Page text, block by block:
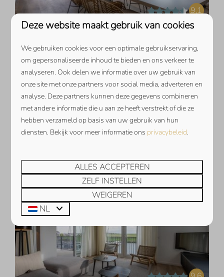
9,1
€ 1.087
7 nachten
Zeeland, Kamperland
6
2 1
1
Vrij uitzicht over het
polderlandschap
Gelegen op de 2e etage
Lift aanwezig
BEKIJKEN
Deze website maakt gebruik van cookies
We gebruiken cookies voor een optimale gebruikservaring,
om gepersonaliseerde inhoud te bieden en ons verkeer te
analyseren. Ook delen we informatie over uw gebruik van
onze site met onze partners voor social media, adverteren en
analyse. Deze partners kunnen deze gegevens combineren
met andere informatie die u aan ze heeft verstrekt of die ze
hebben verzameld op basis van uw gebruik van hun
diensten. Bekijk voor meer informatie ons privacybeleid.
ALLES ACCEPTEREN
ZELF INSTELLEN
WEIGEREN
NL